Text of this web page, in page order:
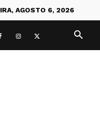
AGOSTO 6, 2026